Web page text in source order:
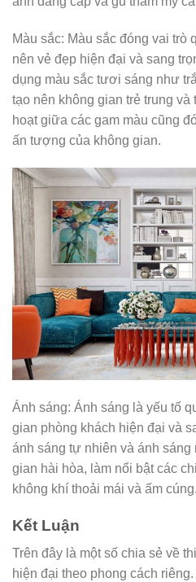
Màu sắc: Màu sắc đóng vai trò
nên vẻ đẹp hiện đại và sang
dụng màu sắc tươi sáng như
tạo nên không gian trẻ trung
hoạt giữa các gam màu cũng
ấn tượng của không gian.
Ánh sáng: Ánh sáng là yếu tố
gian phòng khách hiện đại và
ánh sáng tự nhiên và ánh sáng
gian hài hòa, làm nổi bật các
không khí thoải mái và ấm cúng.
Kết Luận
Trên đây là một số chia sẻ về
hiện đại theo phong cách